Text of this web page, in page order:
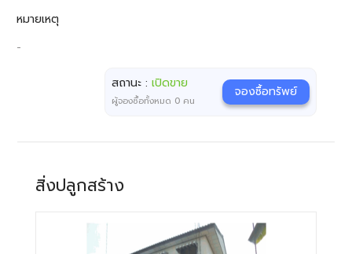
หมายเหตุ
-
สถานะ :เปิดขาย
ผู้จองซื้อทั้งหมด 0 คน
จองซื้อทรัพย์
สิ่งปลูกสร้าง